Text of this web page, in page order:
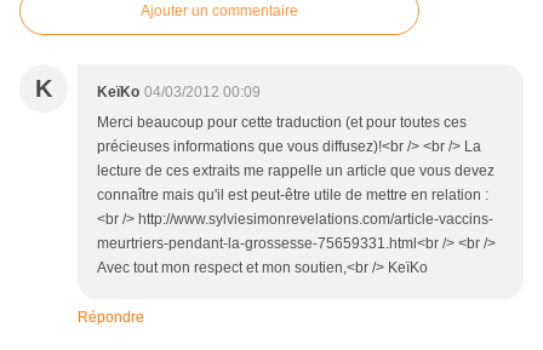
Ajouter un commentaire
K KeïKo 04/03/2012 00:09
Merci beaucoup pour cette traduction (et pour toutes ces
précieuses informations que vous diffusez)!<br /> <br /> La
lecture de ces extraits me rappelle un article que vous devez
connaître mais qu'il est peut-être utile de mettre en relation :
<br /> http://www.sylviesimonrevelations.com/article-vaccins-
meurtriers-pendant-la-grossesse-75659331.html<br /> <br />
Avec tout mon respect et mon soutien,<br /> KeïKo
Répondre